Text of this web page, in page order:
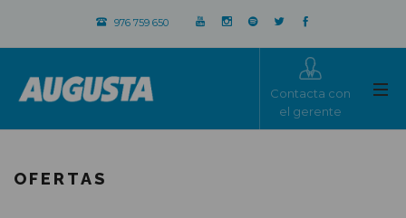
976 759 650
Contacta con
el gerente
OFERTAS